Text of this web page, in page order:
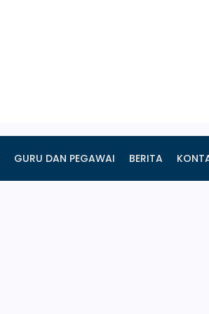
GURU DAN PEGAWAI BERITA